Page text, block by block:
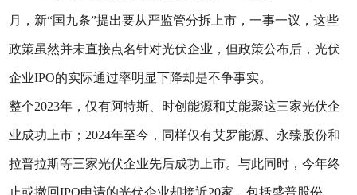
月，新“国九条”提出要从严监管分拆上市，一事一议，这些
政策虽然并未直接点名针对光伏企业，但政策公布后，光伏
企业IPO的实际通过率明显下降却是不争事实。
整个2023年，仅有阿特斯、时创能源和艾能聚这三家光伏企
业成功上市；2024年至今，同样仅有艾罗能源、永臻股份和
拉普拉斯等三家光伏企业先后成功上市。与此同时，今年终